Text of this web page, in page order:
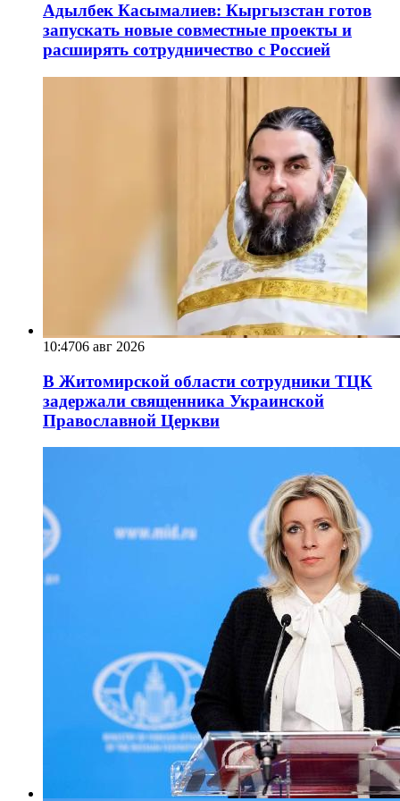
Адылбек Касымалиев: Кыргызстан готов
запускать новые совместные проекты и
расширять сотрудничество с Россией
10:4706 авг 2026
В Житомирской области сотрудники ТЦК
задержали священника Украинской
Православной Церкви